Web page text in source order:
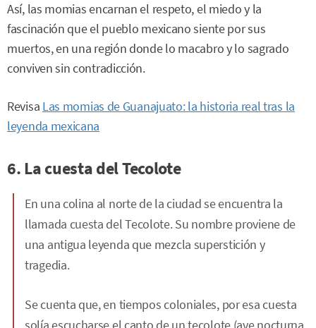
Así, las momias encarnan el respeto, el miedo y la
fascinación que el pueblo mexicano siente por sus
muertos, en una región donde lo macabro y lo sagrado
conviven sin contradicción.
Revisa Las momias de Guanajuato: la historia real tras la
leyenda mexicana
6. La cuesta del Tecolote
En una colina al norte de la ciudad se encuentra la
llamada cuesta del Tecolote. Su nombre proviene de
una antigua leyenda que mezcla superstición y
tragedia.
Se cuenta que, en tiempos coloniales, por esa cuesta
solía escucharse el canto de un tecolote (ave nocturna